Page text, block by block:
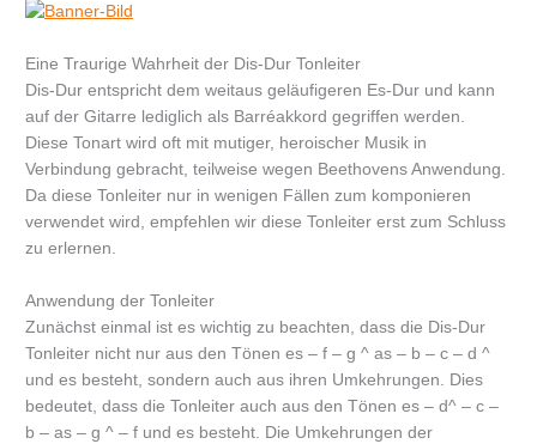
Eine Traurige Wahrheit der Dis-Dur Tonleiter
Dis-Dur entspricht dem weitaus geläufigeren Es-Dur und kann
auf der Gitarre lediglich als Barréakkord gegriffen werden.
Diese Tonart wird oft mit mutiger, heroischer Musik in
Verbindung gebracht, teilweise wegen Beethovens Anwendung.
Da diese Tonleiter nur in wenigen Fällen zum komponieren
verwendet wird, empfehlen wir diese Tonleiter erst zum Schluss
zu erlernen.
Anwendung der Tonleiter
Zunächst einmal ist es wichtig zu beachten, dass die Dis-Dur
Tonleiter nicht nur aus den Tönen es – f – g ^ as – b – c – d ^
und es besteht, sondern auch aus ihren Umkehrungen. Dies
bedeutet, dass die Tonleiter auch aus den Tönen es – d^ – c –
b – as – g ^ – f und es besteht. Die Umkehrungen der